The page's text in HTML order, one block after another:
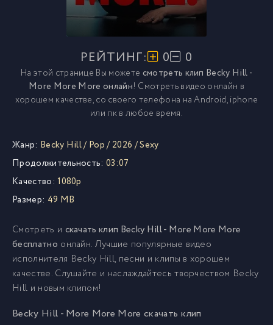
РЕЙТИНГ: 0 0
На этой странице Вы можете смотреть клип Becky Hill -
More More More онлайн! Смотреть видео онлайн в
хорошем качестве, со своего телефона на Android, iphone
или пк в любое время.
Жанр: Becky Hill/ Pop/ 2026 /Sexy
Продолжительность: 03:07
Качество: 1080p
Размер: 49 MB
Смотреть и скачать клип Becky Hill - More More More
бесплатно онлайн. Лучшие популярные видео
исполнителя Becky Hill, песни и клипы в хорошем
качестве. Слушайте и наслаждайтесь творчеством Becky
Hill и новым клипом!
Becky Hill - More More More скачать клип